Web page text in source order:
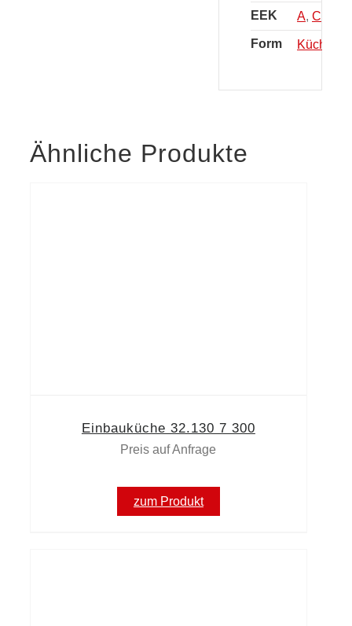
EEK A, C
Form
Ähnliche Produkte
Einbauküche 32.130 7 300
Preis auf Anfrage
zum Produkt